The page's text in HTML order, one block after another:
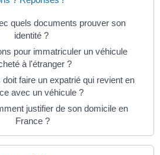
quels documents prouver son
identité ?
pour immatriculer un véhicule
à l'étranger ?
faire un expatrié qui revient en
avec un véhicule ?
justifier de son domicile en
France ?